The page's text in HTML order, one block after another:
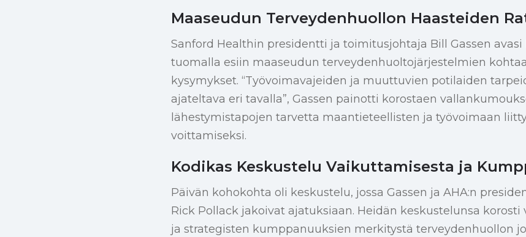
Maaseudun Terveydenhuollon Haasteiden
Sanford Healthin presidentti ja toimitusjohtaja Bill Gassen
tuomalla esiin maaseudun terveydenhuoltojärjestelmien
kysymykset. “Työvoimavajeiden ja muuttuvien potilaiden
ajateltava eri tavalla”, Gassen painotti korostaen
lähestymistapojen tarvetta maantieteellisten ja työvoimaan
voittamiseksi.
Kodikas Keskustelu Vaikuttamisesta ja
Päivän kohokohta oli keskustelu, jossa Gassen ja AHA:n
Rick Pollack jakoivat ajatuksiaan. Heidän keskustelunsa
ja strategisten kumppanuuksien merkitystä terveydenhuollon